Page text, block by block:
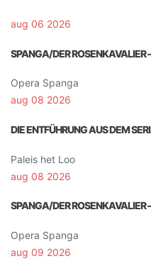
aug 06 2026
SPANGA/DER ROSENKAVALIER
Opera Spanga
aug 08 2026
DIE ENTFÜHRUNG AUS DEM
Paleis het Loo
aug 08 2026
SPANGA/DER ROSENKAVALIER
Opera Spanga
aug 09 2026